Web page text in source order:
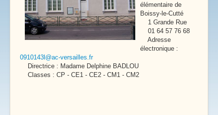
élémentaire de
Boissy-le-Cutté
1 Grande Rue
01 64 57 76 68
Adresse
électronique :
0910143l@ac-versailles.fr
Directrice : Madame Delphine BADLOU
Classes : CP - CE1 - CE2 - CM1 - CM2